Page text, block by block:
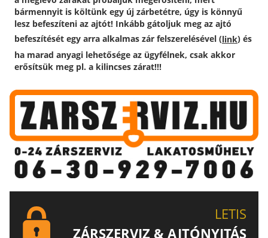
bármennyit is költünk egy új zárbetétre, úgy is könnyű
lesz befeszíteni az ajtót! Inkább gátoljuk meg az ajtó
befeszítését egy arra alkalmas zár felszerelésével (link) és
ha marad anyagi lehetősége az ügyfélnek, csak akkor
erősítsük meg pl. a kilincses zárat!!!
LETIS
ZÁRSZERVIZ & AJTÓNYITÁS